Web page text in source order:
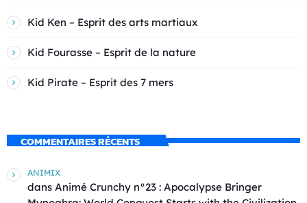
Kid Ken – Esprit des arts martiaux
Kid Fourasse – Esprit de la nature
Kid Pirate – Esprit des 7 mers
COMMENTAIRES RÉCENTS
ANIMIX
dans Animé Crunchy n°23 : Apocalypse Bringer